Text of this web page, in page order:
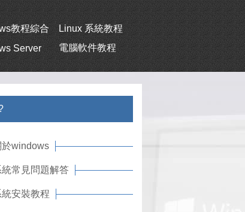
教程綜合
Linux 系統教程
Server 電腦軟件教程
於windows
統常見問題解答
統安裝教程